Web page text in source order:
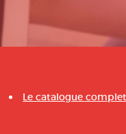
Le catalogue complet